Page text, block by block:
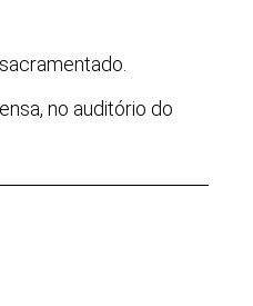
no auditório do